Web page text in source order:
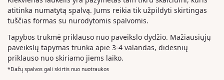
atitinka numatytą spalvą. Jums reikia tik užpildyti skirtingas
tuščias formas su nurodytomis spalvomis.
Tapybos trukmė priklauso nuo paveikslo dydžio. Mažiausiųjų
paveikslų tapymas trunka apie 3-4 valandas, didesnių
priklauso nuo skiriamo jiems laiko.
*Dažų spalvos gali skirtis nuo nuotraukos